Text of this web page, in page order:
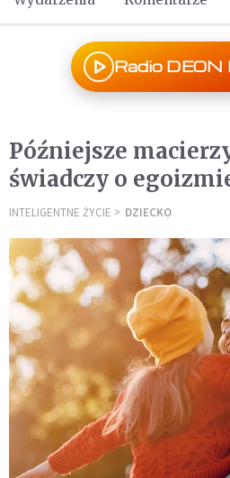
Radio
Późniejsze
świadczy o
INTELIGENTNE ŻYCIE DZIECKO